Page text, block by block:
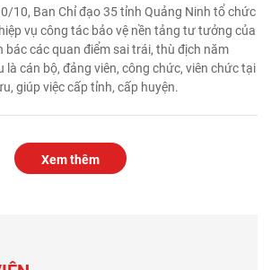
10, Ban Chỉ đạo 35 tỉnh Quảng Ninh tổ chức
vụ công tác bảo vệ nền tảng tư tưởng của
các quan điểm sai trái, thù địch năm
là cán bộ, đảng viên, công chức, viên chức tại
giúp việc cấp tỉnh, cấp huyện.
Xem thêm